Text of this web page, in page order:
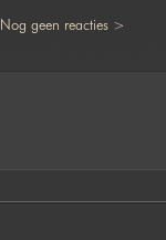
Nog geen reacties >